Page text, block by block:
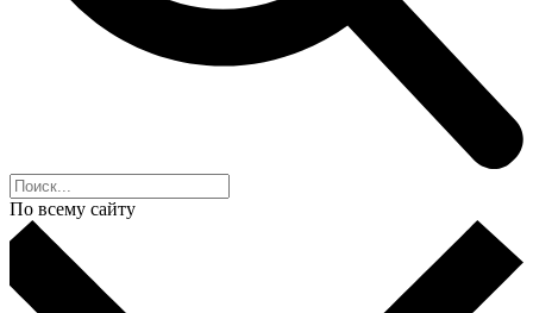
По всему сайту